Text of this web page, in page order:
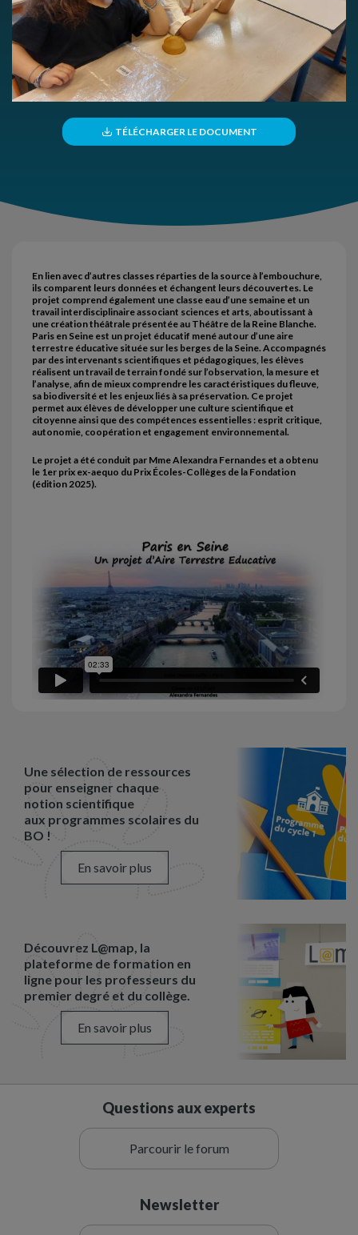
TÉLÉCHARGER LE DOCUMENT
En lien avec d’autres classes réparties de la source à l’embouchure,
ils comparent leurs données et échangent leurs découvertes. Le
projet comprend également une classe eau d’une semaine et un
travail interdisciplinaire associant sciences et arts, aboutissant à
une création théâtrale présentée au Théâtre de la Reine Blanche.
Paris en Seine est un projet éducatif mené autour d’une aire
terrestre éducative située sur les berges de la Seine. Accompagnés
par des intervenants scientifiques et pédagogiques, les élèves
réalisent un travail de terrain fondé sur l’observation, la mesure et
l’analyse, afin de mieux comprendre les caractéristiques du fleuve,
sa biodiversité et les enjeux liés à sa préservation. Ce projet
permet aux élèves de développer une culture scientifique et
citoyenne ainsi que des compétences essentielles : esprit critique,
autonomie, coopération et engagement environnemental.
Le projet a été conduit par Mme Alexandra Fernandes et a obtenu
le 1er prix ex-aequo du Prix Écoles-Collèges de la Fondation
(édition 2025).
Une sélection de ressources
pour enseigner chaque
notion scientifique
aux programmes scolaires du
BO !
En savoir plus
Découvrez L@map, la
plateforme de formation en
ligne pour les professeurs du
premier degré et du collège.
En savoir plus
Questions aux experts
Parcourir le forum
Newsletter